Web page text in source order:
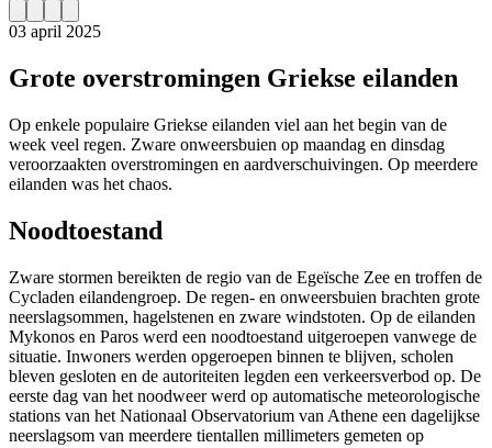
03 april 2025
Grote overstromingen Griekse eilanden
Op enkele populaire Griekse eilanden viel aan het begin van de
week veel regen. Zware onweersbuien op maandag en dinsdag
veroorzaakten overstromingen en aardverschuivingen. Op meerdere
eilanden was het chaos.
Noodtoestand
Zware stormen bereikten de regio van de Egeïsche Zee en troffen de
Cycladen eilandengroep. De regen- en onweersbuien brachten grote
neerslagsommen, hagelstenen en zware windstoten. Op de eilanden
Mykonos en Paros werd een noodtoestand uitgeroepen vanwege de
situatie. Inwoners werden opgeroepen binnen te blijven, scholen
bleven gesloten en de autoriteiten legden een verkeersverbod op. De
eerste dag van het noodweer werd op automatische meteorologische
stations van het Nationaal Observatorium van Athene een dagelijkse
neerslagsom van meerdere tientallen millimeters gemeten op